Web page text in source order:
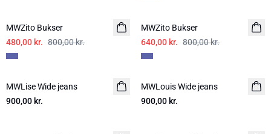
MWZito Bukser
480,00 kr. 800,00 kr.
-20%
MWZito Bukser
640,00 kr. 800,00 kr.
MWLise Wide jeans
900,00 kr.
MWLouis Wide jeans
900,00 kr.